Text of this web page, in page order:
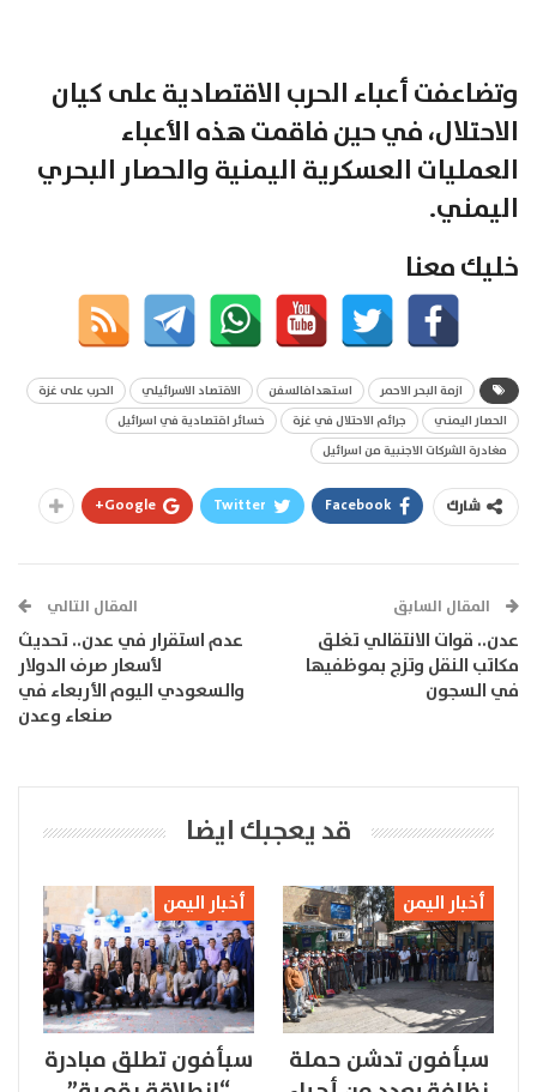
وتضاعفت أعباء الحرب الاقتصادية على كيان
الاحتلال، في حين فاقمت هذه الأعباء
العمليات العسكرية اليمنية والحصار البحري
اليمني.
خليك معنا
ازمة البحر الاحمر استهدافالسفن الاقتصاد الاسرائيلي
الحرب على غزة
الحصار اليمني
جرائم الاحتلال في غزة
خسائر اقتصادية في اسرائيل
مغادرة الشركات الاجنبية من اسرائيل
شارك Facebook
Twitter
Google+
المقال السابق
عدن.. قوات الانتقالي تغلق
مكاتب النقل وتزج بموظفيها
في السجون
المقال التالي
عدم استقرار في عدن.. تحديث
لأسعار صرف الدولار
والسعودي اليوم الأربعاء في
صنعاء وعدن
قد يعجبك ايضا
أخبار اليمن
سبأفون تدشن حملة
أخبار اليمن
سبأفون تطلق مبادرة